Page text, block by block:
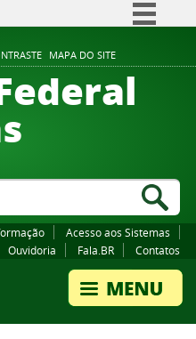
MAPA DO SITE
Comunica BR
Participe
Canais
Acesso aos Sistemas
Ouvidoria Fala.BR Contatos